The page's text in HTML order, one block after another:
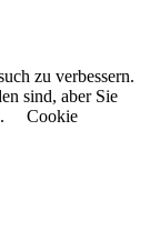
zu verbessern.
sind, aber Sie
Cookie